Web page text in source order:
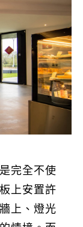
完全不使
上安置許
上、燈光